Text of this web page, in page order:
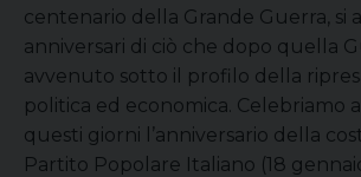
centenario della Grande Guerra, si
anniversari di ciò che dopo quella
avvenuto sotto il profilo della
politica ed economica. Celebriamo
questi giorni l’anniversario della
Partito Popolare Italiano (18